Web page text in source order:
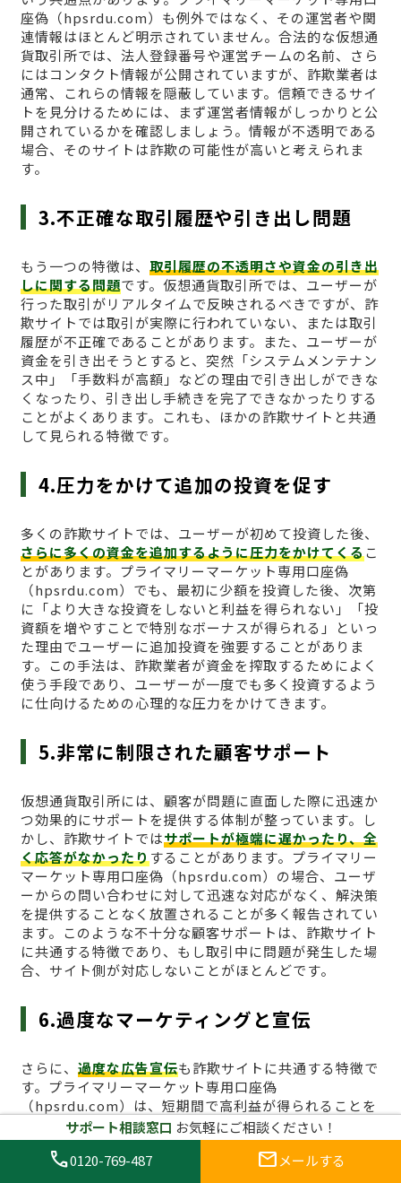
座偽（hpsrdu.com）も例外ではなく、その運営者や関
連情報はほとんど明示されていません。合法的な仮想通
貨取引所では、法人登録番号や運営チームの名前、さら
にはコンタクト情報が公開されていますが、詐欺業者は
通常、これらの情報を隠蔽しています。信頼できるサイ
トを見分けるためには、まず運営者情報がしっかりと公
開されているかを確認しましょう。情報が不透明である
場合、そのサイトは詐欺の可能性が高いと考えられま
す。
3.不正確な取引履歴や引き出し問題
もう一つの特徴は、 取引履歴の不透明さや資金の引き出
しに関する問題です。仮想通貨取引所では、ユーザーが
行った取引がリアルタイムで反映されるべきですが、詐
欺サイトでは取引が実際に行われていない、または取引
履歴が不正確であることがあります。また、ユーザーが
資金を引き出そうとすると、突然「システムメンテナン
ス中」「手数料が高額」などの理由で引き出しができな
くなったり、引き出し手続きを完了できなかったりする
ことがよくあります。これも、ほかの詐欺サイトと共通
して見られる特徴です。
4.圧力をかけて追加の投資を促す
多くの詐欺サイトでは、ユーザーが初めて投資した後、
さらに多くの資金を追加するように圧力をかけてくるこ
とがあります。プライマリーマーケット専用口座偽
（hpsrdu.com）でも、最初に少額を投資した後、次第
に「より大きな投資をしないと利益を得られない」「投
資額を増やすことで特別なボーナスが得られる」といっ
た理由でユーザーに追加投資を強要することがありま
す。この手法は、詐欺業者が資金を搾取するためによく
使う手段であり、ユーザーが一度でも多く投資するよう
に仕向けるための心理的な圧力をかけてきます。
5.非常に制限された顧客サポート
仮想通貨取引所には、顧客が問題に直面した際に迅速か
つ効果的にサポートを提供する体制が整っています。し
かし、詐欺サイトではサポートが極端に遅かったり、全
く応答がなかったりすることがあります。プライマリー
マーケット専用口座偽（hpsrdu.com）の場合、ユーザ
ーからの問い合わせに対して迅速な対応がなく、解決策
を提供することなく放置されることが多く報告されてい
ます。このような不十分な顧客サポートは、詐欺サイト
に共通する特徴であり、もし取引中に問題が発生した場
合、サイト側が対応しないことがほとんどです。
6.過度なマーケティングと宣伝
さらに、 過度な広告宣伝も詐欺サイトに共通する特徴で
す。プライマリーマーケット専用口座偽
（hpsrdu.com）は、短期間で高利益が得られることを
強調する広告が多く見受けられますが、これも典型的な
詐欺業者のマーケティング手法です。合法的な仮想通貨
取引所は、広告の内容が過度に誇張されることはなく、
サポート相談窓口 お気軽にご相談ください！
call0120-769-487 mail メールする